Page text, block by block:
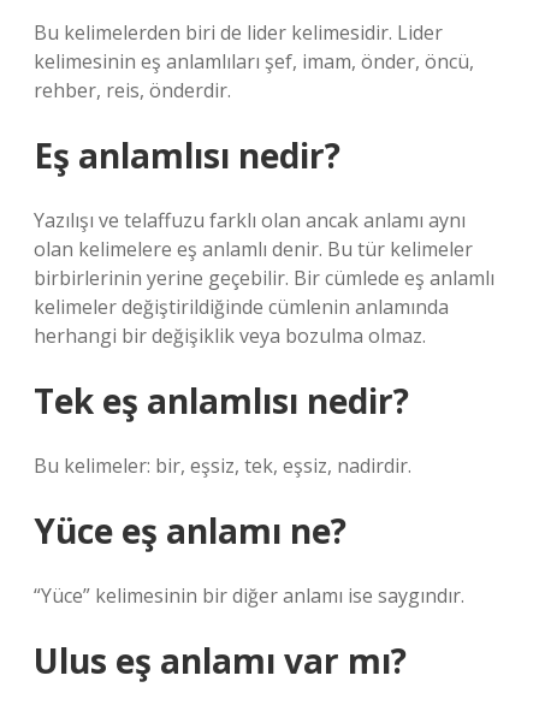
Bu kelimelerden biri de lider kelimesidir. Lider
kelimesinin eş anlamlıları şef, imam, önder, öncü,
rehber, reis, önderdir.
Eş anlamlısı nedir?
Yazılışı ve telaffuzu farklı olan ancak anlamı aynı
olan kelimelere eş anlamlı denir. Bu tür kelimeler
birbirlerinin yerine geçebilir. Bir cümlede eş anlamlı
kelimeler değiştirildiğinde cümlenin anlamında
herhangi bir değişiklik veya bozulma olmaz.
Tek eş anlamlısı nedir?
Bu kelimeler: bir, eşsiz, tek, eşsiz, nadirdir.
Yüce eş anlamı ne?
“Yüce” kelimesinin bir diğer anlamı ise saygındır.
Ulus eş anlamı var mı?